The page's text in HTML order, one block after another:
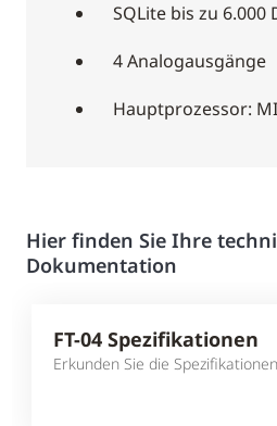
SQLite bis zu 6.000
4 Analogausgänge
Hauptprozessor:
Hier finden Sie Ihre
Dokumentation
FT-04 Spezifikationen
Erkunden Sie die